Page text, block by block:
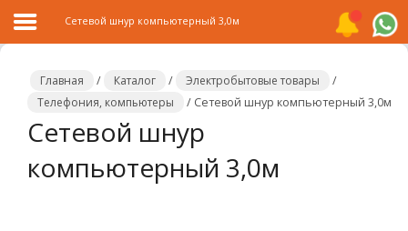
Главная
Каталог
Сетевой шнур компьютерный 3,0м
Главная / Каталог / Электробытовые товары
/
Телефония, компьютеры
/ Сетевой шнур компьютерный 3,0м
Сетевой шнур
компьютерный 3,0м